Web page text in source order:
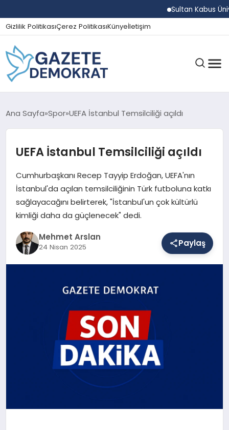
Sultan Kabus
Gizlilik PolitikasıÇerez PolitikasıKünyeİletişim
GÜNDEM
EKONOMI
SPOR
SAĞLIK
Ana Sayfa Spor UEFA İstanbul Temsilciliği açıldı
UEFA İstanbul Temsilciliği açıldı
Cumhurbaşkanı Recep Tayyip Erdoğan, UEFA'nın
İstanbul'da açılan temsilciliğinin Türk futboluna katkı
sağlayacağını belirterek, "İstanbul'un çok kültürlü
kimliği daha da güçlenecek" dedi.
Mehmet Arslan
24 Nisan 2025 Paylaş